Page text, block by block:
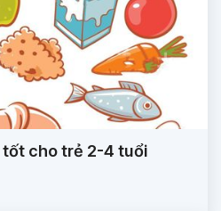
cho trẻ 2-4 tuổi